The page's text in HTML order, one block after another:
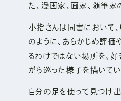
た、漫画家、画家、随筆家
小指さんは同書において
のように、あらかじめ評
るわけではない場所を、
がら巡った様子を描いてい
自分の足を使って見つけ